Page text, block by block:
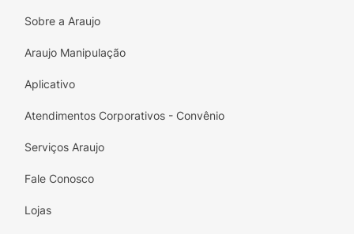
Sobre a Araujo
Araujo Manipulação
Aplicativo
Atendimentos Corporativos - Convênio
Serviços Araujo
Fale Conosco
Lojas